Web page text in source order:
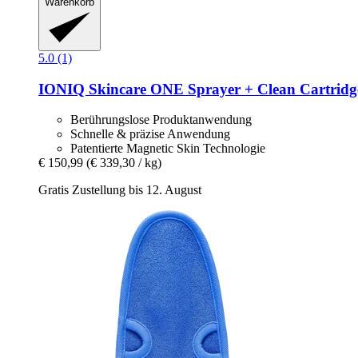
5.0 (1)
IONIQ Skincare ONE Sprayer + Clean
Berührungslose Produktanwendung
Schnelle & präzise Anwendung
Patentierte Magnetic Skin Technologie
€ 150,99 (€ 339,30 / kg)
Gratis Zustellung bis 12. August